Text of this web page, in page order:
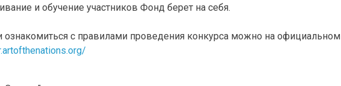
и обучение участников Фонд берет на себя.
ознакомиться с правилами проведения конкурса можно на официальном